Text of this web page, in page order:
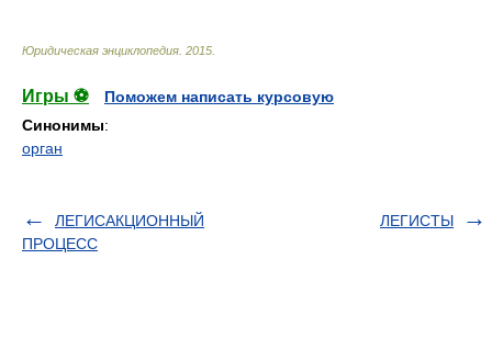
Юридическая энциклопедия 2015
Игры ⚽
Поможем написать курсовую
Синонимы:
орган
ЛЕГИСАКЦИОННЫЙ
ПРОЦЕСС
ЛЕГИСТЫ